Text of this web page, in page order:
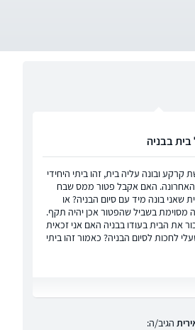
בבניה
קרקע ובונה עליה בית, זהו ביתי היחידי
האחרונה. האם אקבל פטור ממס שבח
שאני בונה מיד עם סיום הבניה? או
מסוימת בשביל שהפטור אכן יהיה תקף.
את הבית בעודו בבניה האם אני זכאית
לחכות לסיום הבניה? כאמור זהו ביתי
הגיב/ה: